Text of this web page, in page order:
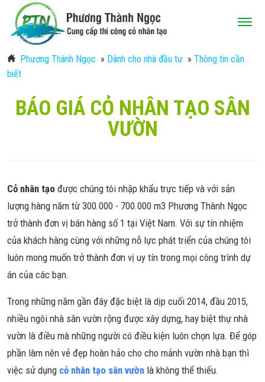
Phương Thành Ngọc » Dành cho nhà đầu tư » Thông tin cần
biết
BÁO GIÁ CỎ NHÂN TẠO SÂN
VƯỜN
Cỏ nhân tạo được chúng tôi nhập khẩu trực tiếp và với sản
lượng hàng năm từ 300.000 - 700.000 m3 Phương Thành Ngọc
trở thành đơn vị bán hàng số 1 tại Việt Nam. Với sự tín nhiệm
của khách hàng cùng với những nỗ lực phát triển của chúng tôi
luôn mong muốn trở thành đơn vị uy tín trong mọi công trình dự
án của các bạn.
Trong những năm gần đây đặc biệt là dịp cuối 2014, đầu 2015,
nhiều ngôi nhà sân vườn rộng được xây dựng, hay biệt thự nhà
vườn là điều mà những người có điều kiện luôn chọn lựa. Để góp
phần làm nên vẻ đẹp hoàn hảo cho cho mảnh vườn nhà bạn thì
việc sử dụng cỏ nhân tạo sân vườn là không thể thiếu.